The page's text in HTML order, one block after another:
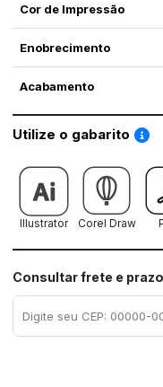
Cor de Impressão
Enobrecimento
Acabamento
Utilize o gabarito
Illustrator Corel Draw
Consultar frete e